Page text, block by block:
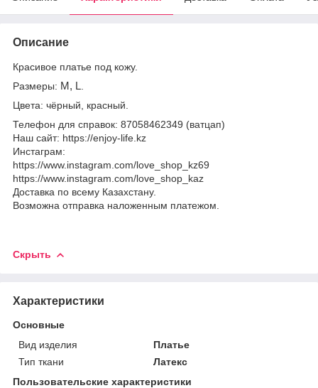
Описание
Красивое платье под кожу.
Размеры: M , L
Цвета: чёрный, красный.
Телефон для справок: 87058462349 (ватцап)
Наш сайт: https://enjoy-life.kz
Инстаграм:
https://www.instagram.com/love_shop_kz69
https://www.instagram.com/love_shop_kaz
Доставка по всему Казахстану.
Возможна отправка наложенным платежом.
Скрыть
Характеристики
Основные
Вид изделия
Платье
Тип ткани
Латекс
Пользовательские характеристики